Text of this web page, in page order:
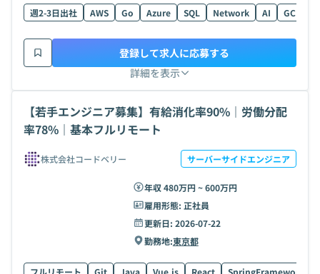
週2-3日出社 AWS Go Azure SQL Network AI GCP
詳細を表示
登録して求人に応募する
【若手エンジニア募集】有給消化率90%｜労働分配
率78%｜基本フルリモート
株式会社コードベリー サーバーサイドエンジニア
年収 480万円 ~ 600万円
雇用形態: 正社員
更新日: 2026-07-22
勤務地:東京都
フルリモート Git Java Vue.js React SpringFramework